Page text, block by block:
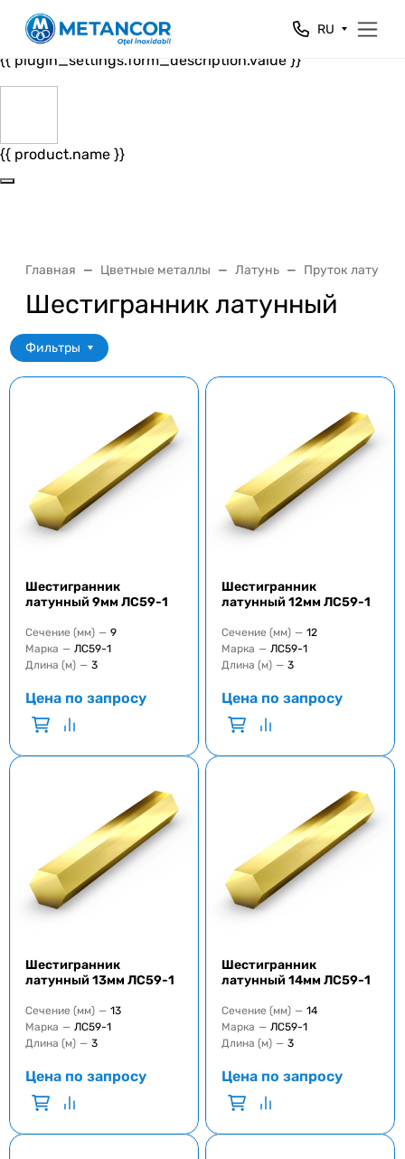
Close
{{ plugin_settings.form_header.value }}
{{ plugin_settings.form_description.value }}
{{ product.name }}
RU
Главная Цветные металлы Латунь Пруток
Шестигранник латунный
Фильтры
Шестигранник
латунный 9мм ЛС59-1
Сечение (мм) — 9
Марка — ЛС59-1
Длина (м) — 3
Цена по запросу
Шестигранник
латунный 12мм ЛС59-1
Сечение (мм) — 12
Марка — ЛС59-1
Длина (м) — 3
Цена по запросу
Шестигранник
латунный 13мм ЛС59-1
Сечение (мм) — 13
Марка — ЛС59-1
Длина (м) — 3
Цена по запросу
Шестигранник
латунный 14мм ЛС59-1
Сечение (мм) — 14
Марка — ЛС59-1
Длина (м) — 3
Цена по запросу